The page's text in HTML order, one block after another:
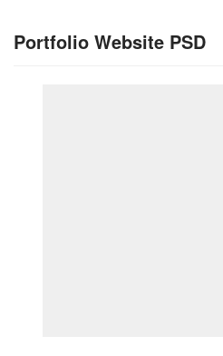
Portfolio Website PSD